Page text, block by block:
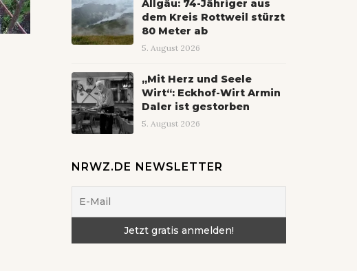
Allgäu: 74-Jähriger aus
dem Kreis Rottweil stürzt
80 Meter ab
5. August 2026
„Mit Herz und Seele
Wirt“: Eckhof-Wirt Armin
Daler ist gestorben
5. August 2026
NRWZ.DE NEWSLETTER